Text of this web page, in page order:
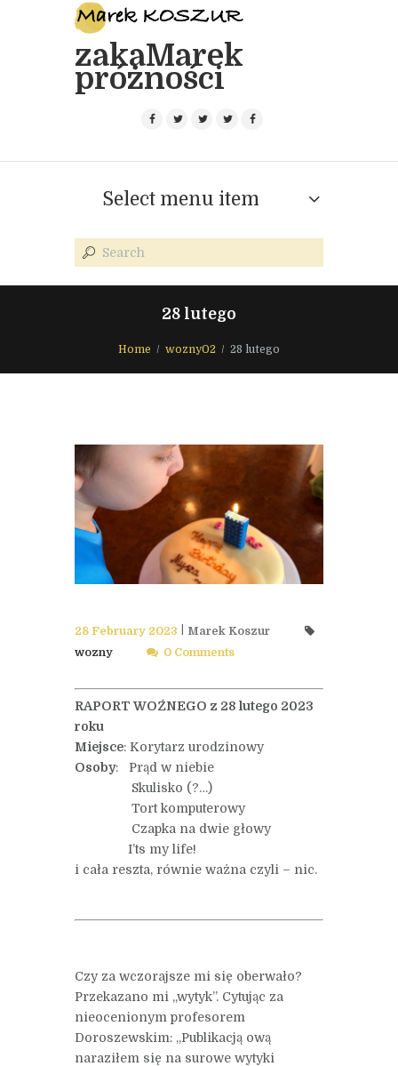
zakaMarek
próżności
Select menu item
28 lutego
Home wozny02 28 lutego
28 February 2023
Marek Koszur
wozny
0 Comments
RAPORT WOŹNEGO z 28 lutego 2023
roku
Miejsce: Korytarz urodzinowy
Osoby: Prąd w niebie
Skulisko (?…)
Tort komputerowy
Czapka na dwie głowy
I’ts my life!
i cała reszta, równie ważna czyli – nic.
Czy za wczorajsze mi się oberwało?
Przekazano mi „wytyk”. Cytując za
nieocenionym profesorem
Doroszewskim: „Publikacją ową
naraziłem się na surowe wytyki